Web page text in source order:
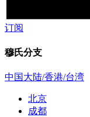
订阅
穆氏分支
中国大陆/香港/台湾
北京
成都